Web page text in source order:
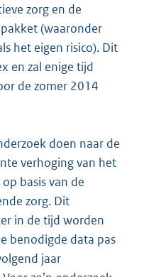
zorg en de
(waaronder
het eigen risico). Dit
en zal enige tijd
de zomer 2014
doen naar de
verhoging van het
basis van de
zorg. Dit
in de tijd worden
benodigde data pas
jaar